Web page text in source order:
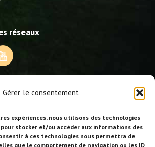
Gérer le consentement
expériences, nous utilisons des technologies
stocker et/ou accéder aux informations des
à ces technologies nous permettra de
que le comportement de navigation ou les ID
réseaux
BDE